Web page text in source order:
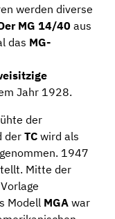
werden diverse
MG 14/40 aus
das MG-
Jahr 1928.
der
der TC wird als
1947
Mitte der
Modell MGA war